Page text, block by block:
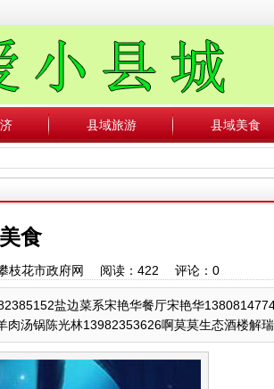
县域旅游 县域美食
食
枝花市政府网 阅读： 422 评论： 0
盐边菜系宋艳华餐厅宋艳华
汤锅陈光林13982353626啊莫莫生态酒楼解瑞